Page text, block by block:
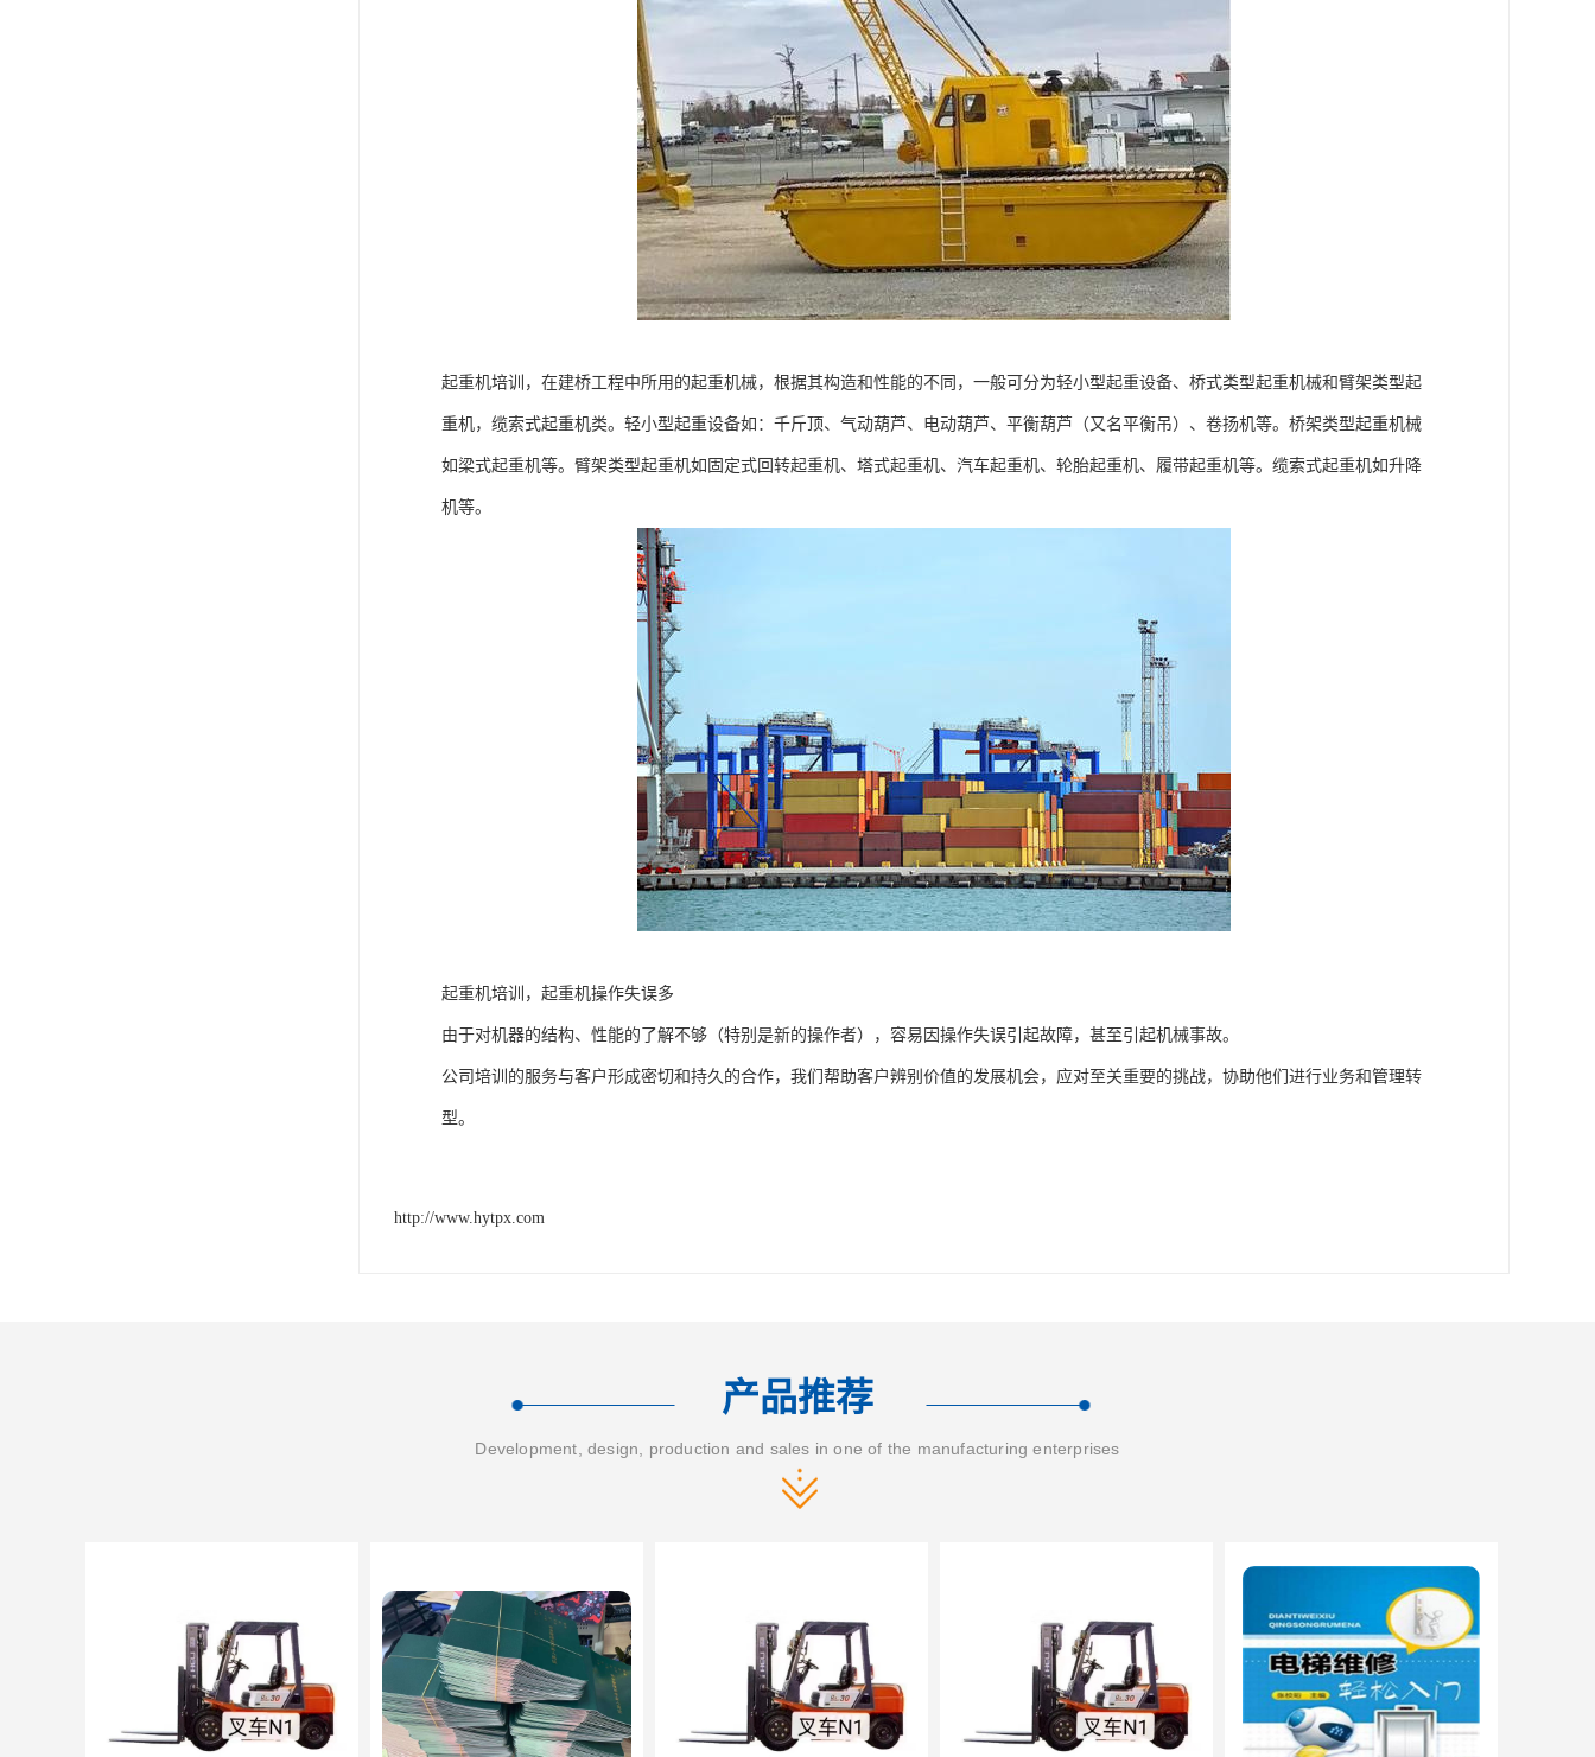
起重机培训，在建桥工程中所用的起重机械，根据其构造和性能的不同，一般可分为轻小型起重设备、桥式类型起重机械和臂架类型起
重机，缆索式起重机类。轻小型起重设备如：千斤顶、气动葫芦、电动葫芦、平衡葫芦（又名平衡吊）、卷扬机等。桥架类型起重机械
如梁式起重机等。臂架类型起重机如固定式回转起重机、塔式起重机、汽车起重机、轮胎起重机、履带起重机等。缆索式起重机如升降
机等。
起重机培训，起重机操作失误多
由于对机器的结构、性能的了解不够（特别是新的操作者），容易因操作失误引起故障，甚至引起机械事故。
公司培训的服务与客户形成密切和持久的合作，我们帮助客户辨别价值的发展机会，应对至关重要的挑战，协助他们进行业务和管理转
型。
http://www.hytpx.com
产品推荐
Development, design, production and sales in one of the manufacturing enterprises